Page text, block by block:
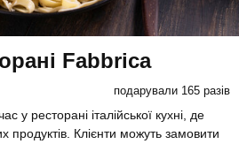
Fabbrica
подарували 165 разів
у ресторані італійської кухні, де
продуктів. Клієнти можуть замовити